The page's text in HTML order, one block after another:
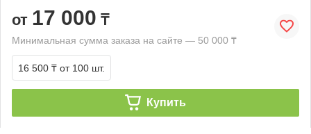
от 17 000 ₸
Минимальная сумма заказа на сайте — 50 000 ₸
16 500 ₸ от 100 шт.
Купить